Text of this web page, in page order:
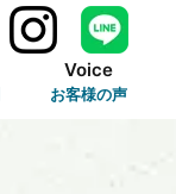
Voice
お客様の声